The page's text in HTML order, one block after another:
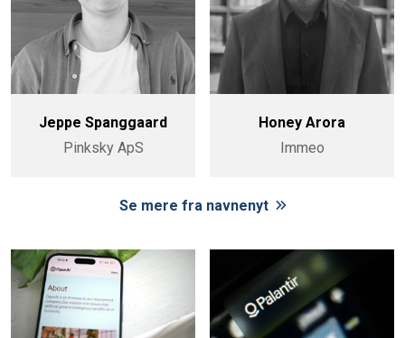
Jeppe Spanggaard
Pinksky ApS
Honey Arora
Immeo
Se mere fra navnenyt